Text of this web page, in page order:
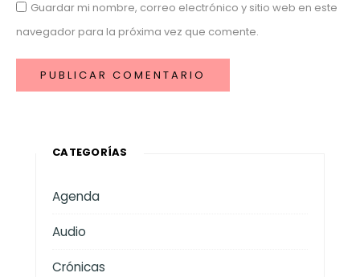
Guardar mi nombre, correo electrónico y sitio web en este
navegador para la próxima vez que comente.
CATEGORÍAS
Agenda
Audio
Crónicas